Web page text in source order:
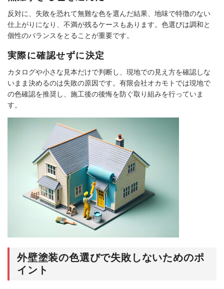
反対に、失敗を恐れて無難な色を選んだ結果、地味で特徴のない
仕上がりになり、不満が残るケースもあります。色選びは調和と
個性のバランスをとることが重要です。
実際に確認せずに決定
カタログや小さな見本だけで判断し、現地での見え方を確認しな
いまま決めるのは失敗の原因です。有限会社オカモトでは現地で
の色確認を推奨し、施工後の後悔を防ぐ取り組みを行っていま
す。
外壁塗装の色選びで失敗しないためのポ
イント